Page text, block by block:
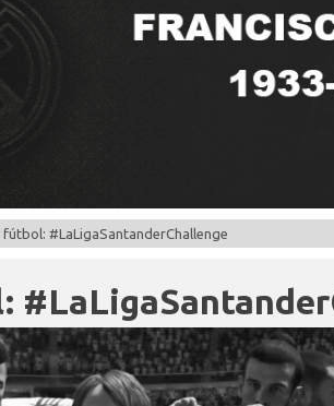
fútbol: #LaLigaSantanderChallenge